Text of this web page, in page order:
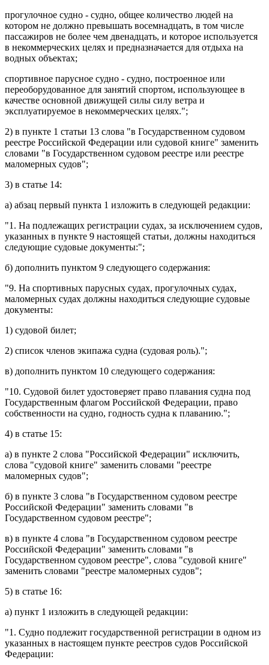
прогулочное судно - судно, общее количество людей на
котором не должно превышать восемнадцать, в том числе
пассажиров не более чем двенадцать, и которое используется
в некоммерческих целях и предназначается для отдыха на
водных объектах;
спортивное парусное судно - судно, построенное или
переоборудованное для занятий спортом, использующее в
качестве основной движущей силы силу ветра и
эксплуатируемое в некоммерческих целях.";
2) в пункте 1 статьи 13 слова "в Государственном судовом
реестре Российской Федерации или судовой книге" заменить
словами "в Государственном судовом реестре или реестре
маломерных судов";
3) в статье 14:
а) абзац первый пункта 1 изложить в следующей редакции:
"1. На подлежащих регистрации судах, за исключением судов,
указанных в пункте 9 настоящей статьи, должны находиться
следующие судовые документы:";
б) дополнить пунктом 9 следующего содержания:
"9. На спортивных парусных судах, прогулочных судах,
маломерных судах должны находиться следующие судовые
документы:
1) судовой билет;
2) список членов экипажа судна (судовая роль).";
в) дополнить пунктом 10 следующего содержания:
"10. Судовой билет удостоверяет право плавания судна под
Государственным флагом Российской Федерации, право
собственности на судно, годность судна к плаванию.";
4) в статье 15:
а) в пункте 2 слова "Российской Федерации" исключить,
слова "судовой книге" заменить словами "реестре
маломерных судов";
б) в пункте 3 слова "в Государственном судовом реестре
Российской Федерации" заменить словами "в
Государственном судовом реестре";
в) в пункте 4 слова "в Государственном судовом реестре
Российской Федерации" заменить словами "в
Государственном судовом реестре", слова "судовой книге"
заменить словами "реестре маломерных судов";
5) в статье 16:
а) пункт 1 изложить в следующей редакции:
"1. Судно подлежит государственной регистрации в одном из
указанных в настоящем пункте реестров судов Российской
Федерации: